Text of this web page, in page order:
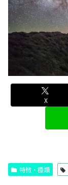
X
特徴・種類